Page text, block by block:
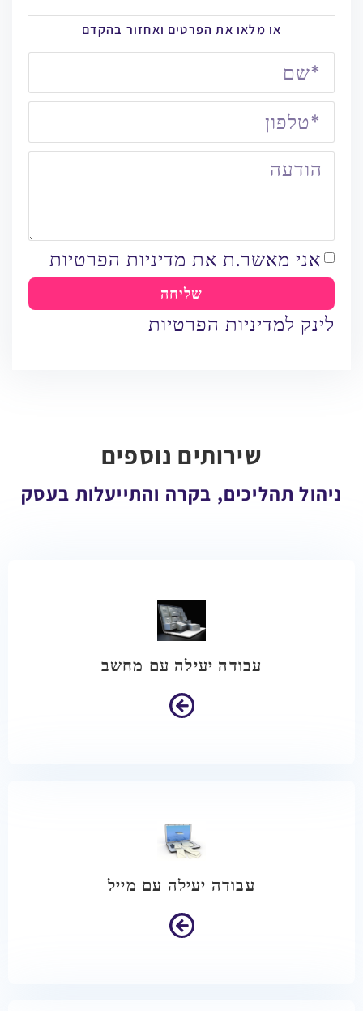
או מלאו את הפרטים ואחזור בהקדם
אני מאשר.ת את מדיניות הפרטיות
שליחה
לינק למדיניות הפרטיות
שירותים נוספים
ניהול תהליכים, בקרה והתייעלות בעסק
עבודה יעילה עם מחשב
עבודה יעילה עם מייל